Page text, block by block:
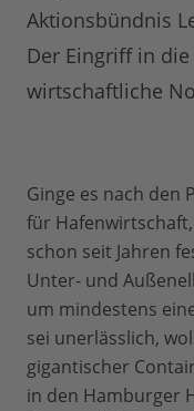
Aktionsbündnis
Der Eingriff in
wirtschaftliche
Ginge es nach den
für
schon seit Jahren
Unter- und
um mindestens
sei unerlässlich,
gigantischer
in den Hamburger